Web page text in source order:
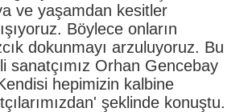
ve yaşamdan kesitler
Böylece onların
dokunmayı arzuluyoruz. Bu
sanatçımız Orhan Gencebay
hepimizin kalbine
şeklinde konuştu.